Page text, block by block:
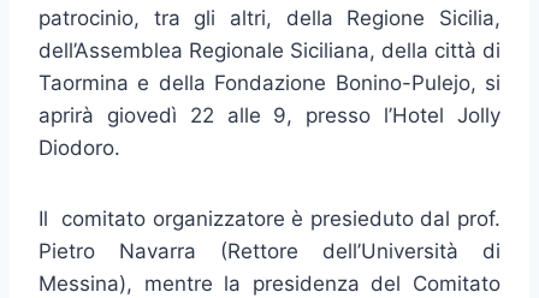
patrocinio, tra gli altri, della Regione Sicilia,
dell’Assemblea Regionale Siciliana, della città di
Taormina e della Fondazione Bonino-Pulejo, si
aprirà giovedì 22 alle 9, presso l’Hotel Jolly
Diodoro.
Il comitato organizzatore è presieduto dal prof.
Pietro Navarra (Rettore dell’Università di
Messina), mentre la presidenza del Comitato